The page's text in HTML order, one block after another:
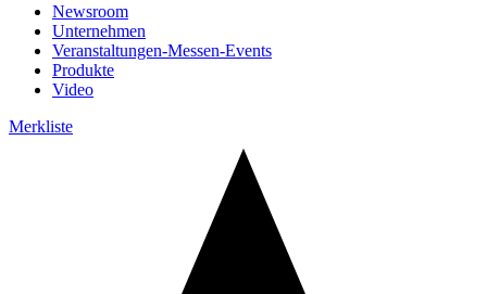
Newsroom
Unternehmen
Veranstaltungen-Messen-Events
Produkte
Video
Merkliste